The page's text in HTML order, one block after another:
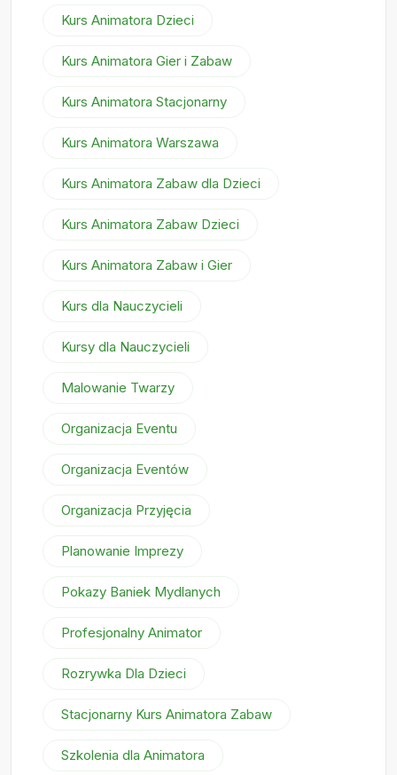
Kurs Animatora Dzieci
Kurs Animatora Gier i Zabaw
Kurs Animatora Stacjonarny
Kurs Animatora Warszawa
Kurs Animatora Zabaw dla Dzieci
Kurs Animatora Zabaw Dzieci
Kurs Animatora Zabaw i Gier
Kurs dla Nauczycieli
Kursy dla Nauczycieli
Malowanie Twarzy
Organizacja Eventu
Organizacja Eventów
Organizacja Przyjęcia
Planowanie Imprezy
Pokazy Baniek Mydlanych
Profesjonalny Animator
Rozrywka Dla Dzieci
Stacjonarny Kurs Animatora Zabaw
Szkolenia dla Animatora